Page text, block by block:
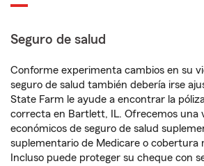
Seguro de salud
Conforme experimenta cambios en su
seguro de salud también debería irse
State Farm le ayude a encontrar la
correcta en Bartlett, IL. Ofrecemos una
económicos de seguro de salud
suplementario de Medicare o cobertura
Incluso puede proteger su cheque con